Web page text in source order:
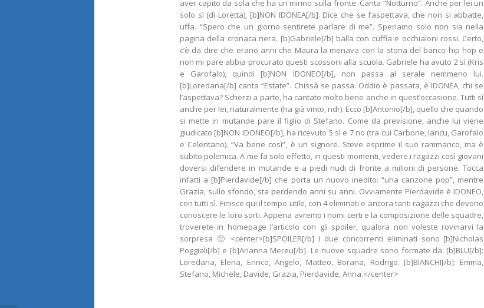
aver capito da sola che ha un mirino sulla fronte. Canta “Notturno”. Anche per lei un
solo sì (di Loretta), [b]NON IDONEA[/b]. Dice che se l’aspettava, che non si abbatte,
uffa. “Spero che un giorno sentirete parlare di me”. Speriamo solo non sia nella
pagina della cronaca nera. [b]Gabriele[/b] balla con cuffia e occhialoni rossi. Certo,
c’è da dire che erano anni che Maura la menava con la storia del banco hip hop e
non mi pare abbia procurato questi scossoni alla scuola. Gabriele ha avuto 2 sì (Kris
e Garofalo), quindi [b]NON IDONEO[/b], non passa al serale nemmeno lui.
[b]Loredana[/b] canta “Estate”. Chissà se passa. Oddio è passata, è IDONEA, chi se
l’aspettava? Scherzi a parte, ha cantato molto bene anche in quest’occasione. Tutti sì
anche per lei, naturalmente (ha già vinto, ndr). Ecco [b]Antonio[/b], quello che quando
si mette in mutande pare il figlio di Stefano. Come da previsione, anche lui viene
giudicato [b]NON IDONEO[/b], ha ricevuto 5 sì e 7 no (tra cui Carbone, Iancu, Garofalo
e Celentano). “Va bene così”, è un signore. Steve esprime il suo rammarico, ma è
subito polemica. A me fa solo effetto, in questi momenti, vedere i ragazzi così giovani
doversi difendere in mutande e a piedi nudi di fronte a milioni di persone. Tocca
infatti a [b]Pierdavide[/b] che porta un nuovo inedito: “una canzone pop”, mentre
Grazia, sullo sfondo, sta perdendo anni su anni. Ovviamente Pierdavide è IDONEO,
con tutti sì. Finisce qui il tempo utile, con 4 eliminati e ancora tanti ragazzi che devono
conoscere le loro sorti. Appena avremo i nomi certi e la composizione delle squadre,
troverete in homepage l’articolo con gli spoiler, qualora non voleste rovinarvi la
sorpresa 🙂 <center>[b]SPOILER[/b] I due concorrenti eliminati sono [b]Nicholas
Poggiali[/b] e [b]Arianna Mereu[/b]. Le nuove squadre sono formate da: [b]BLU[/b]:
Loredana, Elena, Enrico, Angelo, Matteo, Borana, Rodrigo. [b]BIANCHI[/b]: Emma,
Stefano, Michele, Davide, Grazia, Pierdavide, Anna.</center>